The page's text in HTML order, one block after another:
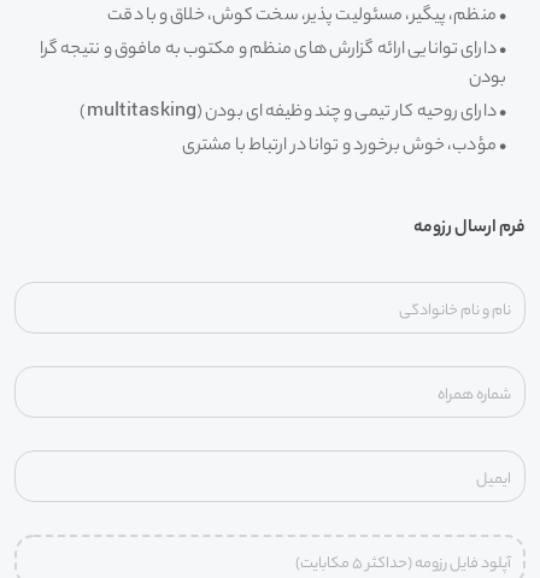
• منظم، پیگیر، مسئولیت پذیر، سخت کوش، خلاق و با دقت
• دارای توانایی ارائه گزارش های منظم و مکتوب به مافوق و نتیجه گرا
بودن
• دارای روحیه کار تیمی و چند وظیفه ای بودن (multitasking)
• مؤدب، خوش برخورد و توانا در ارتباط با مشتری
فرم ارسال رزومه
نام و نام خانوادگی
شماره همراه
ایمیل
آپلود فایل رزومه (حداکثر ۵ مکابایت)